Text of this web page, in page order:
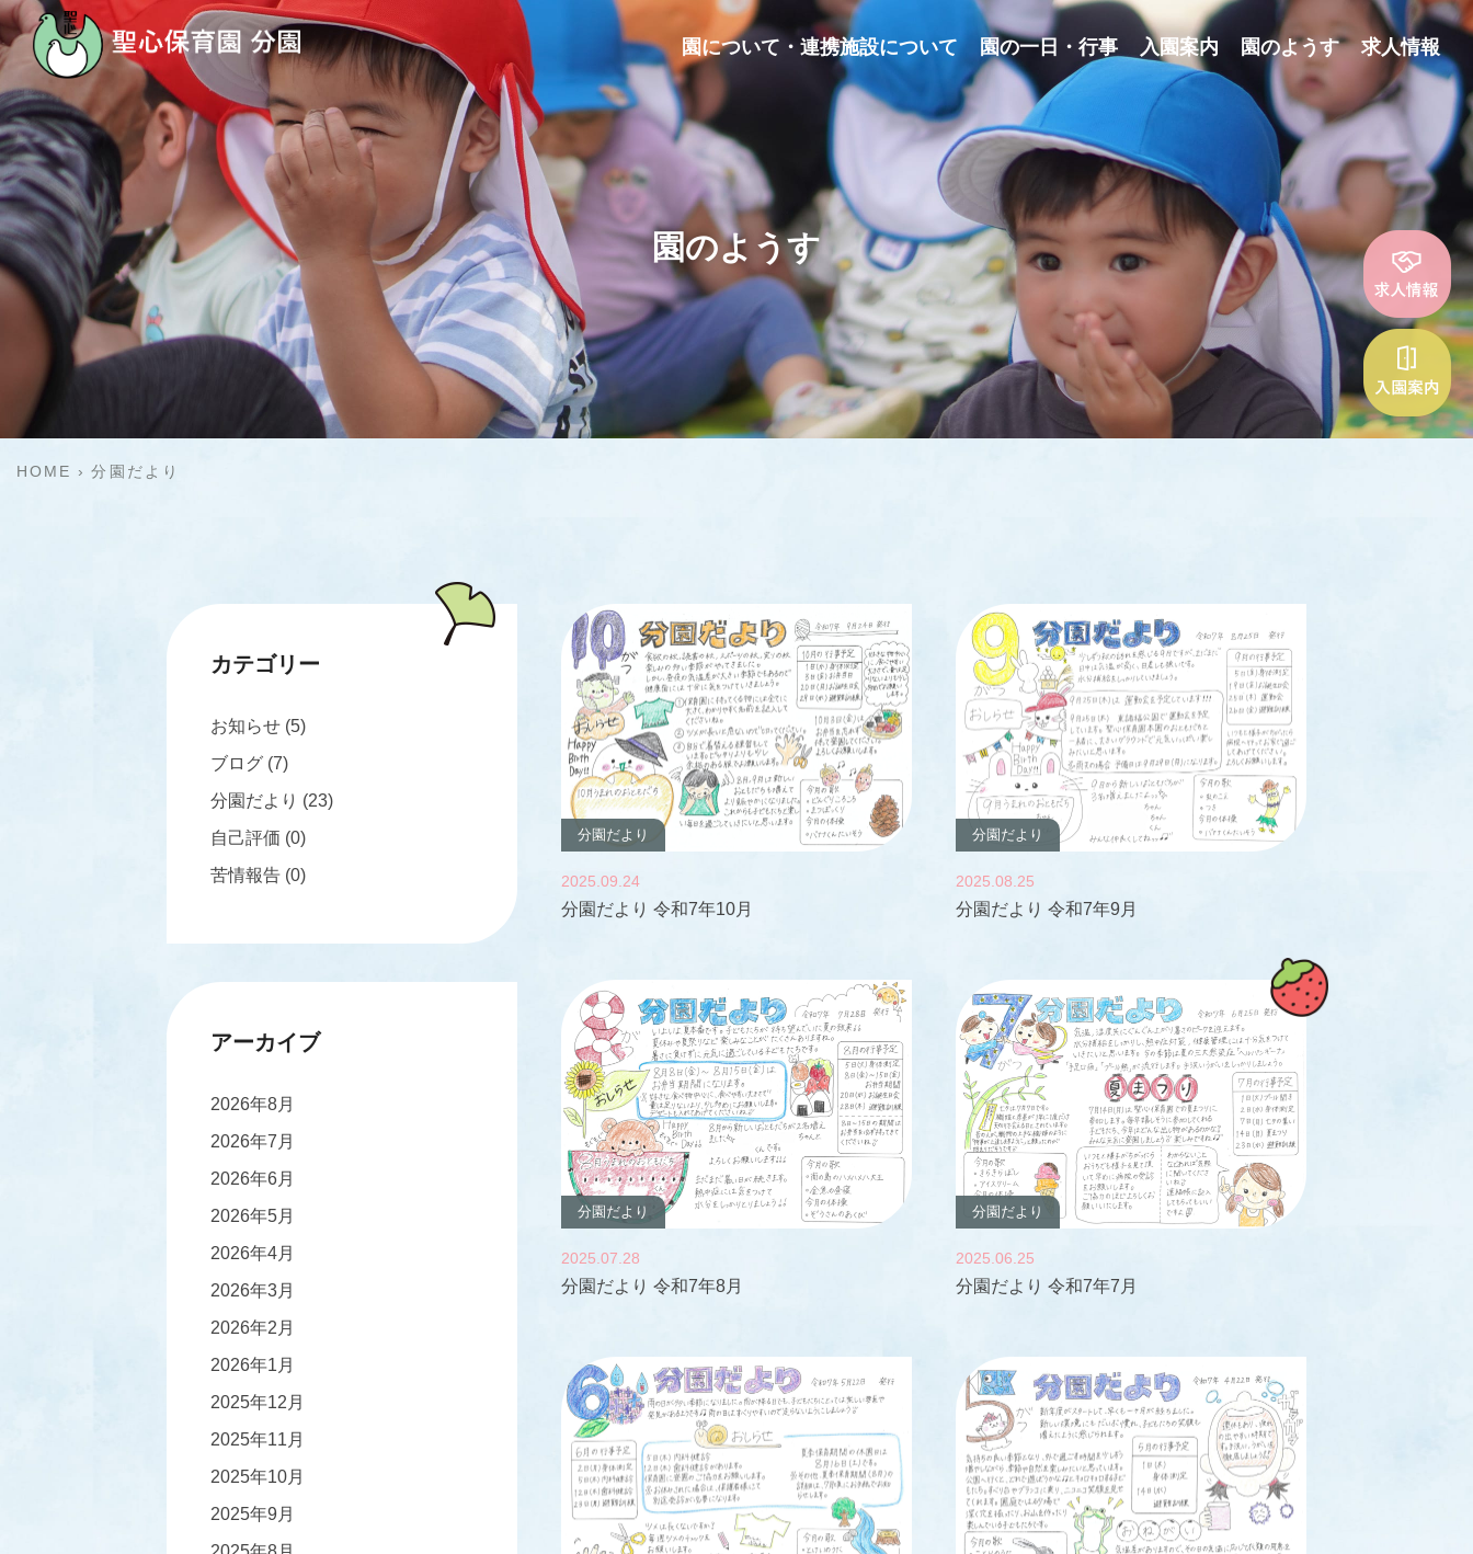
園について・連携施設について 園の一日・行事 入園案内 園のようす 求人情報
園のようす
HOME 分園だより
分園だより
2025.09.24
分園だより 令和7年10月
分園だより
2025.08.25
分園だより 令和7年9月
分園だより
2025.07.28
分園だより 令和7年8月
分園だより
2025.06.25
分園だより 令和7年7月
カテゴリー
お知らせ (5)
ブログ (7)
分園だより (23)
自己評価 (0)
苦情報告 (0)
アーカイブ
2026年8月
2026年7月
2026年6月
2026年5月
2026年4月
2026年3月
2026年2月
2026年1月
2025年12月
2025年11月
2025年10月
2025年9月